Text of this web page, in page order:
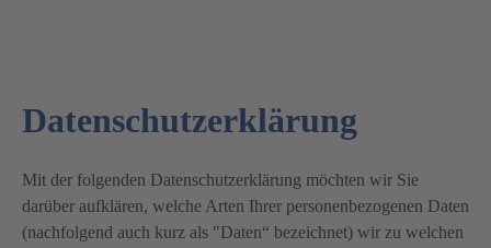
Datenschutzerklärung
Mit der folgenden Datenschutzerklärung möchten wir Sie
darüber aufklären, welche Arten Ihrer personenbezogenen Daten
(nachfolgend auch kurz als "Daten“ bezeichnet) wir zu welchen